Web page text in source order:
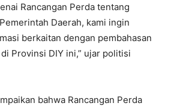
Rancangan Perda tentang
Daerah, kami ingin
berkaitan dengan pembahasan
Provinsi DIY ini,” ujar politisi
bahwa Rancangan Perda